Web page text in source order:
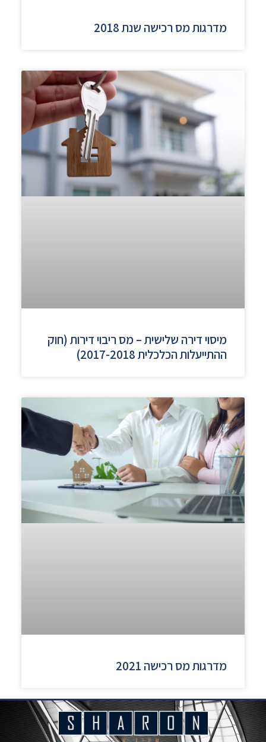
מדרגות מס רכישה שנת 2018
מיסוי דירה שלישית – מס ריבוי דירות (חוק
ההתייעלות הכלכלית 2017-2018)
מדרגות מס רכישה 2021